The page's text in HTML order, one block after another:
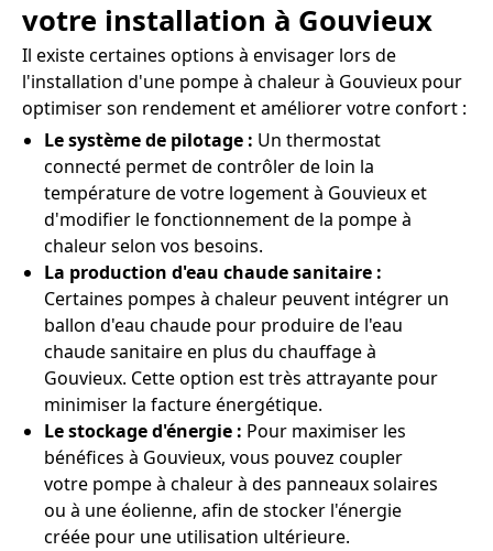
votre installation à Gouvieux
Il existe certaines options à envisager lors de
l'installation d'une pompe à chaleur à Gouvieux pour
optimiser son rendement et améliorer votre confort :
Le système de pilotage : Un thermostat
connecté permet de contrôler de loin la
température de votre logement à Gouvieux et
d'modifier le fonctionnement de la pompe à
chaleur selon vos besoins.
La production d'eau chaude sanitaire :
Certaines pompes à chaleur peuvent intégrer un
ballon d'eau chaude pour produire de l'eau
chaude sanitaire en plus du chauffage à
Gouvieux. Cette option est très attrayante pour
minimiser la facture énergétique.
Le stockage d'énergie : Pour maximiser les
bénéfices à Gouvieux, vous pouvez coupler
votre pompe à chaleur à des panneaux solaires
ou à une éolienne, afin de stocker l'énergie
créée pour une utilisation ultérieure.